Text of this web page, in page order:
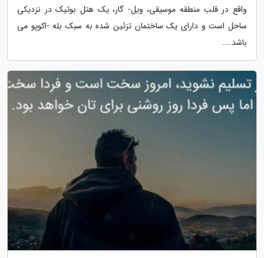
واقع در قلب منطقه موسیقی، ویل- گار، یک هتل بوتیک در نزدیکی
ساحل است و دارای یک ساختمان تزئین شده به سبک بله -اکوپو می
باشد....